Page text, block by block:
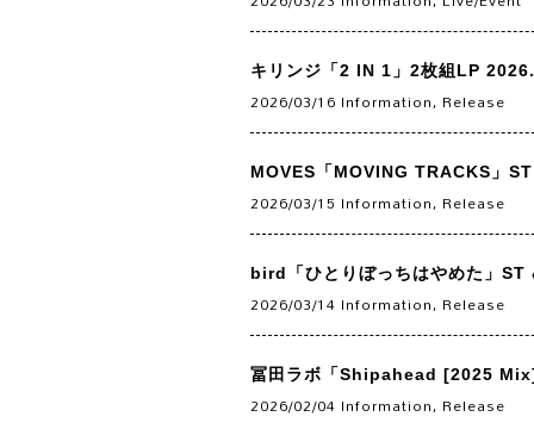
キリンジ「2 IN 1」2枚組LP
2026/03/16 Information, Release
MOVES「MOVING TRACKS」
2026/03/15 Information, Release
bird「ひとりぼっちはやめた」
2026/03/14 Information, Release
冨田ラボ「Shipahead [2025
2026/02/04 Information, Release